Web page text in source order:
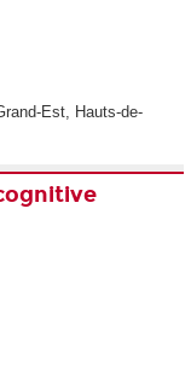
Est, Hauts-de-